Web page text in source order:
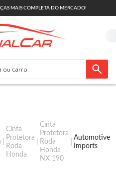
MAIS COMPLETA DO MERCADO!
Cinta
Protetora
Roda
Honda
Cinta
Protetora
Roda
Honda
NX 190
Automotive
Imports